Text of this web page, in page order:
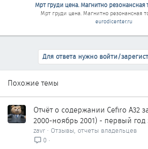
Мрт груди цена. Магнитно
Мрт груди цена. Магнитно резонансная
eurodicenter.ru
Для ответа нужно войти/
Похожие темы
Отчёт о содержании Cefiro A32
2000-ноябрь 2001) - первый год
zavr
Отзывы, отчеты владельцев
0